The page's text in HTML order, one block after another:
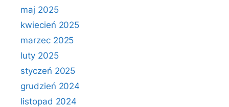
maj 2025
kwiecień 2025
marzec 2025
luty 2025
styczeń 2025
grudzień 2024
listopad 2024